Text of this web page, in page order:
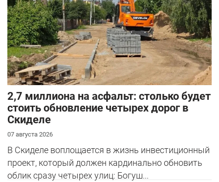
2,7 миллиона на асфальт: столько будет
стоить обновление четырех дорог в
Скиделе
07 августа 2026
В Скиделе воплощается в жизнь инвестиционный
проект, который должен кардинально обновить
облик сразу четырех улиц: Богуш...